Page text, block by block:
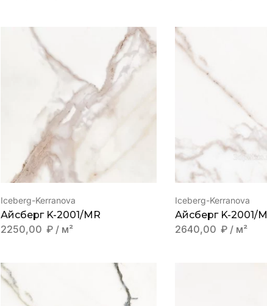
Iceberg-Kerranova
Айсберг K-2001/MR
2250,00 ₽ / м²
Iceberg-Kerranova
Айсберг K-2001/
2640,00 ₽ / м²